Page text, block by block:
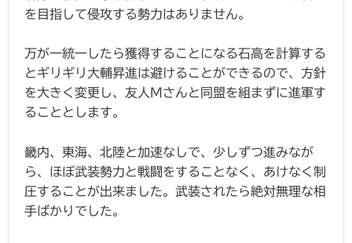
を目指して侵攻する勢力はありません。
万が一統一したら獲得することになる石高を計算する
とギリギリ大輔昇進は避けることができるので、方針
を大きく変更し、友人Mさんと同盟を組まずに進軍す
ることとします。
畿内、東海、北陸と加速なしで、少しずつ進みなが
ら、ほぼ武装勢力と戦闘をすることなく、あけなく制
圧することが出来ました。武装されたら絶対無理な相
手ばかりでした。